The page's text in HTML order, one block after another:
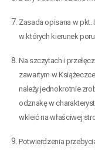
Zasada opisana w pkt.
w których kierunek
Na szczytach i
zawartym w
należy jednokrotnie
odznakę w
wkleić na właściwej
Potwierdzenia